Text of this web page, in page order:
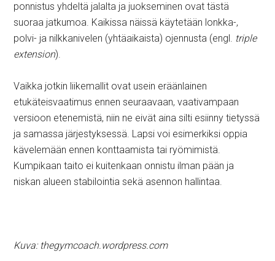
ponnistus yhdeltä jalalta ja juokseminen ovat tästä
suoraa jatkumoa. Kaikissa näissä käytetään lonkka-,
polvi- ja nilkkanivelen (yhtäaikaista) ojennusta (engl. triple
extension).
Vaikka jotkin liikemallit ovat usein eräänlainen
etukäteisvaatimus ennen seuraavaan, vaativampaan
versioon etenemistä, niin ne eivät aina silti esiinny tietyssä
ja samassa järjestyksessä. Lapsi voi esimerkiksi oppia
kävelemään ennen konttaamista tai ryömimistä.
Kumpikaan taito ei kuitenkaan onnistu ilman pään ja
niskan alueen stabilointia sekä asennon hallintaa.
Kuva: thegymcoach.wordpress.com